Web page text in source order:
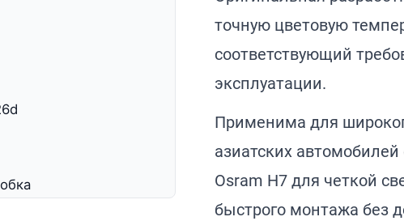
точную цветовую
соответствующий
эксплуатации.
Применима для
азиатских
Osram H7 для четкой
быстрого монтажа без